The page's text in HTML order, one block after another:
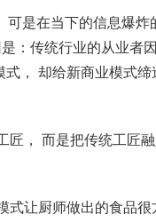
是在当下的信息爆炸
：传统行业的从业者
， 却给新商业模式
， 而是把传统工匠
式让厨师做出的食品